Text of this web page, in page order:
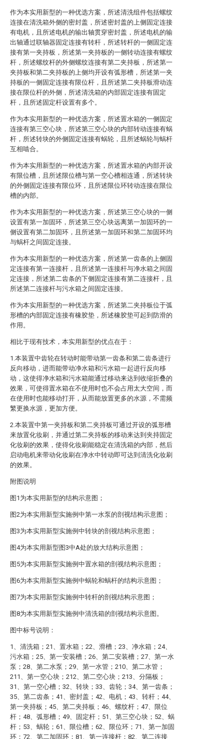
作为本实用新型的一种优选方案，所述清洗组件包括螺纹
连接在清洗箱外侧的密封盖，所述密封盖的上侧固定连接
有电机，且所述电机的输出轴贯穿密封盖，所述电机的输
出轴通过联轴器固定连接有转杆，所述转杆的一侧固定连
接有第一夹持板，所述第一夹持板的一侧转动连接有螺纹
杆，所述螺纹杆的外侧螺纹连接有第二夹持板，所述第一
夹持板和第二夹持板的上侧均开设有弧形槽，所述第一夹
持板的一侧固定连接有限位杆，且所述第二夹持板滑动连
接在限位杆的外侧，所述清洗箱的内部固定连接有固定
杆，且所述固定杆设置有多个。
作为本实用新型的一种优选方案，所述置水箱的一侧固定
连接有第三空心块，所述第三空心块的内部转动连接有蜗
杆，所述转块的外侧固定连接有蜗轮，且所述蜗轮与蜗杆
互相啮合。
作为本实用新型的一种优选方案，所述置水箱的内部开设
有限位槽，且所述限位槽与第一空心槽相连通，所述转块
的外侧固定连接有限位环，且所述限位环转动连接在限位
槽的内部。
作为本实用新型的一种优选方案，所述第三空心块的一侧
设置有第一加固环，所述第三空心块远离第一加固环的一
侧设置有第二加固环，且所述第一加固环和第二加固环均
与蜗杆之间固定连接。
作为本实用新型的一种优选方案，所述第一齿条的上侧固
定连接有第一连接杆，且所述第一连接杆与净水箱之间固
定连接，所述第二齿条的下侧固定连接有第二连接杆，且
所述第二连接杆与污水箱之间固定连接。
作为本实用新型的一种优选方案，所述第二夹持板位于弧
形槽的内部固定连接有橡胶垫，所述橡胶垫可起到防滑的
作用。
相比于现有技术，本实用新型的优点在于：
1.本装置中齿轮在转动时能带动第一齿条和第二齿条进行
反向移动，进而能带动净水箱和污水箱一起进行反向移
动，这使得净水箱和污水箱能通过移动来达到收缩折叠的
效果，可使得置水箱在不使用时也不会占用太大空间，而
在使用时也能移动打开，从而能放置更多的水源，不需频
繁更换水源，更加方便。
2.本装置中第一夹持板和第二夹持板可通过开设的弧形槽
来放置化妆刷，并通过第二夹持板的移动来达到夹持固定
化妆刷的效果，使得化妆刷能稳定在清洗箱的内部，然后
启动电机来带动化妆刷在净水中转动即可达到清洗化妆刷
的效果。
附图说明
图1为本实用新型的结构示意图；
图2为本实用新型实施例中第一水泵的剖视结构示意图；
图3为本实用新型实施例中转块的剖视结构示意图；
图4为本实用新型图3中A处的放大结构示意图；
图5为本实用新型实施例中置水箱的剖视结构示意图；
图6为本实用新型实施例中蜗轮和蜗杆的结构示意图；
图7为本实用新型实施例中转杆的剖视结构示意图；
图8为本实用新型实施例中清洗箱的剖视结构示意图。
图中标号说明：
1、清洗箱；21、置水箱；22、滑槽；23、净水箱；24、
污水箱；25、第一安装槽；26、第二安装槽；27、第一水
泵；28、第二水泵；29、第一水管；210、第二水管；
211、第一空心块；212、第二空心块；213、分隔板；
31、第一空心槽；32、转块；33、齿轮；34、第一齿条；
35、第二齿条；41、密封盖；42、电机；43、转杆；44、
第一夹持板；45、第二夹持板；46、螺纹杆；47、限位
杆；48、弧形槽；49、固定杆；51、第三空心块；52、蜗
杆；53、蜗轮；61、限位槽；62、限位环；71、第一加固
环；72、第二加固环；81、第一连接杆；82、第二连接